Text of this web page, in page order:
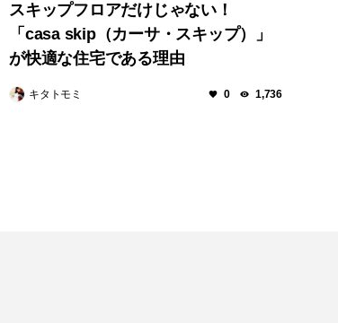
スキップフロアだけじゃない！
「casa skip（カーサ・スキップ）」
が快適な住宅である理由
キタトモミ 0 1,736